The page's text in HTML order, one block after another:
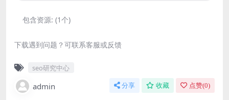
包含资源: (1个)
下载遇到问题？可联系客服或反馈
seo研究中心
admin 分享 收藏 点赞(0)